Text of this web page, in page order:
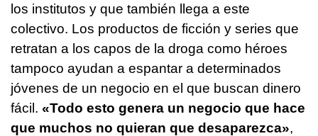
los institutos y que también llega a este
colectivo. Los productos de ficción y series que
retratan a los capos de la droga como héroes
tampoco ayudan a espantar a determinados
jóvenes de un negocio en el que buscan dinero
fácil. «Todo esto genera un negocio que hace
que muchos no quieran que desaparezca»,